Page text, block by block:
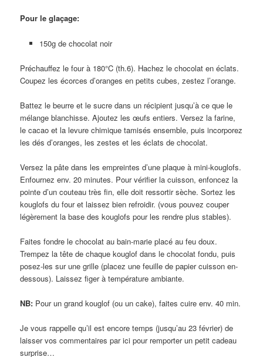
Pour le glaçage:
150g de chocolat noir
Préchauffez le four à 180°C (th.6). Hachez le chocolat en éclats.
Coupez les écorces d’oranges en petits cubes, zestez l’orange.
Battez le beurre et le sucre dans un récipient jusqu’à ce que le
mélange blanchisse. Ajoutez les œufs entiers. Versez la farine,
le cacao et la levure chimique tamisés ensemble, puis incorporez
les dés d’oranges, les zestes et les éclats de chocolat.
Versez la pâte dans les empreintes d’une plaque à mini-kouglofs.
Enfournez env. 20 minutes. Pour vérifier la cuisson, enfoncez la
pointe d’un couteau très fin, elle doit ressortir sèche. Sortez les
kouglofs du four et laissez bien refroidir. (vous pouvez couper
légèrement la base des kouglofs pour les rendre plus stables).
Faites fondre le chocolat au bain-marie placé au feu doux.
Trempez la tête de chaque kouglof dans le chocolat fondu, puis
posez-les sur une grille (placez une feuille de papier cuisson en-
dessous). Laissez figer à température ambiante.
NB: Pour un grand kouglof (ou un cake), faites cuire env. 40 min.
Je vous rappelle qu’il est encore temps (jusqu’au 23 février) de
laisser vos commentaires par ici pour remporter un petit cadeau
surprise…